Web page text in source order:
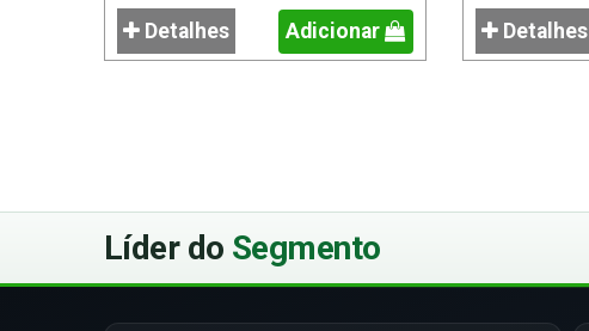
Detalhes Adicionar Detalhes
Líder do Segmento